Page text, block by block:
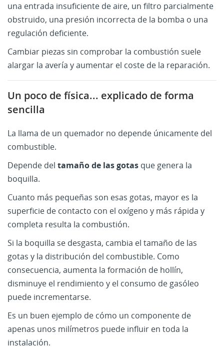
una entrada insuficiente de aire, un filtro parcialmente
obstruido, una presión incorrecta de la bomba o una
regulación deficiente.
Cambiar piezas sin comprobar la combustión suele
alargar la avería y aumentar el coste de la reparación.
Un poco de física... explicado de forma
sencilla
La llama de un quemador no depende únicamente del
combustible.
Depende del tamaño de las gotas que genera la
boquilla.
Cuanto más pequeñas son esas gotas, mayor es la
superficie de contacto con el oxígeno y más rápida y
completa resulta la combustión.
Si la boquilla se desgasta, cambia el tamaño de las
gotas y la distribución del combustible. Como
consecuencia, aumenta la formación de hollín,
disminuye el rendimiento y el consumo de gasóleo
puede incrementarse.
Es un buen ejemplo de cómo un componente de
apenas unos milímetros puede influir en toda la
instalación.